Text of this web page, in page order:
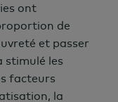
ont
de
et passer
stimulé les
facteurs
la